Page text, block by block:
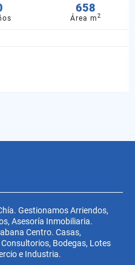
658
Área m2
Gestionamos Arriendos,
Asesoría Inmobiliaria.
Centro. Casas,
Bodegas, Lotes
e Industria.